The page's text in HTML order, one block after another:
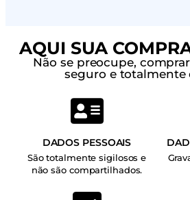
AQUI SUA
Não se preocupe,
seguro e totalmente
DADOS PESSOAIS
São totalmente sigilosos e
não são compartilhados.